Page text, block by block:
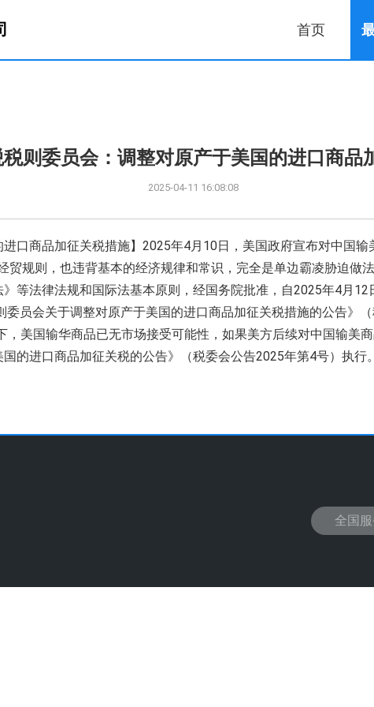
首页
税则委员会：调整对原产于美国的进口商品
2025-04-11 16:08:08
口商品加征关税措施】2025年4月10日，美国政府宣布对中国
贸规则，也违背基本的经济规律和常识，完全是单边霸凌胁迫做
等法律法规和国际法基本原则，经国务院批准，自2025年4月
员会关于调整对原产于美国的进口商品加征关税措施的公告》
，美国输华商品已无市场接受可能性，如果美方后续对中国输美
的进口商品加征关税的公告》（税委会公告2025年第4号）执行。
全国